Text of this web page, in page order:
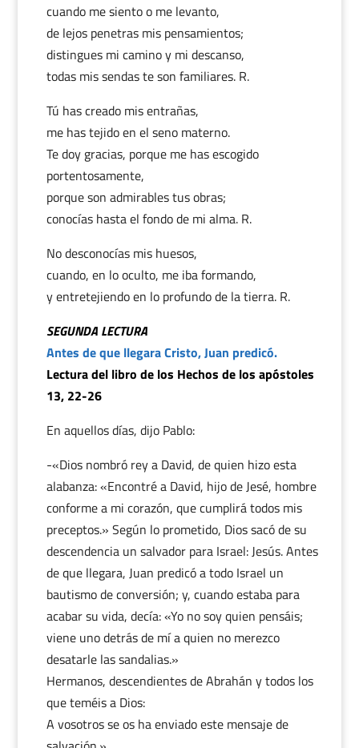
cuando me siento o me levanto,
de lejos penetras mis pensamientos;
distingues mi camino y mi descanso,
todas mis sendas te son familiares. R.
Tú has creado mis entrañas,
me has tejido en el seno materno.
Te doy gracias, porque me has escogido
portentosamente,
porque son admirables tus obras;
conocías hasta el fondo de mi alma. R.
No desconocías mis huesos,
cuando, en lo oculto, me iba formando,
y entretejiendo en lo profundo de la tierra. R.
SEGUNDA LECTURA
Antes de que llegara Cristo, Juan predicó.
Lectura del libro de los Hechos de los apóstoles
13, 22-26
En aquellos días, dijo Pablo:
-«Dios nombró rey a David, de quien hizo esta
alabanza: «Encontré a David, hijo de Jesé, hombre
conforme a mi corazón, que cumplirá todos mis
preceptos.» Según lo prometido, Dios sacó de su
descendencia un salvador para Israel: Jesús. Antes
de que llegara, Juan predicó a todo Israel un
bautismo de conversión; y, cuando estaba para
acabar su vida, decía: «Yo no soy quien pensáis;
viene uno detrás de mí a quien no merezco
desatarle las sandalias.»
Hermanos, descendientes de Abrahán y todos los
que teméis a Dios:
A vosotros se os ha enviado este mensaje de